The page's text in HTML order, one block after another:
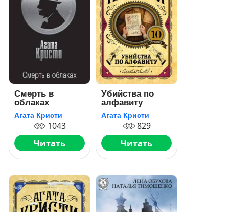
Смерть в
облаках
Агата Кристи
1043
Читать
Убийства по
алфавиту
Агата Кристи
829
Читать